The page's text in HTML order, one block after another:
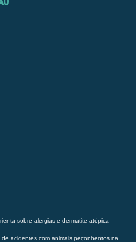
sobre alergias e dermatite atópica
de acidentes com animais peçonhentos na